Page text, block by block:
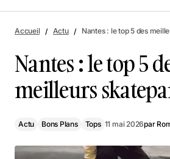
Accueil Actu Nantes : le top 5 des
Nantes : le top 5
meilleurs
Actu Bons Plans Tops 11 mai 2026par